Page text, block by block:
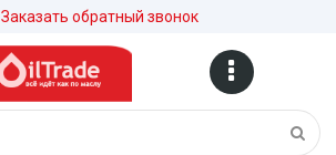
Заказать обратный звонок